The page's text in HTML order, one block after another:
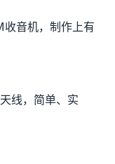
音机，制作上有
线，简单、实